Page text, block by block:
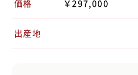
価格 ￥297,000
出産地